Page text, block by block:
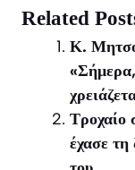
X
(Twitter)
Related
Κ.
Τροχαίο
έχασε